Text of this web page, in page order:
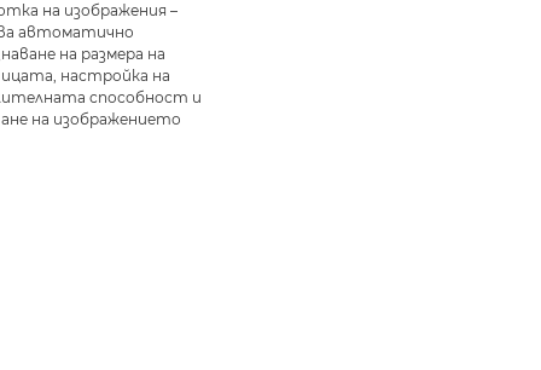
на изображения –
автоматично
на размера на
настройка на
способност и
на изображението